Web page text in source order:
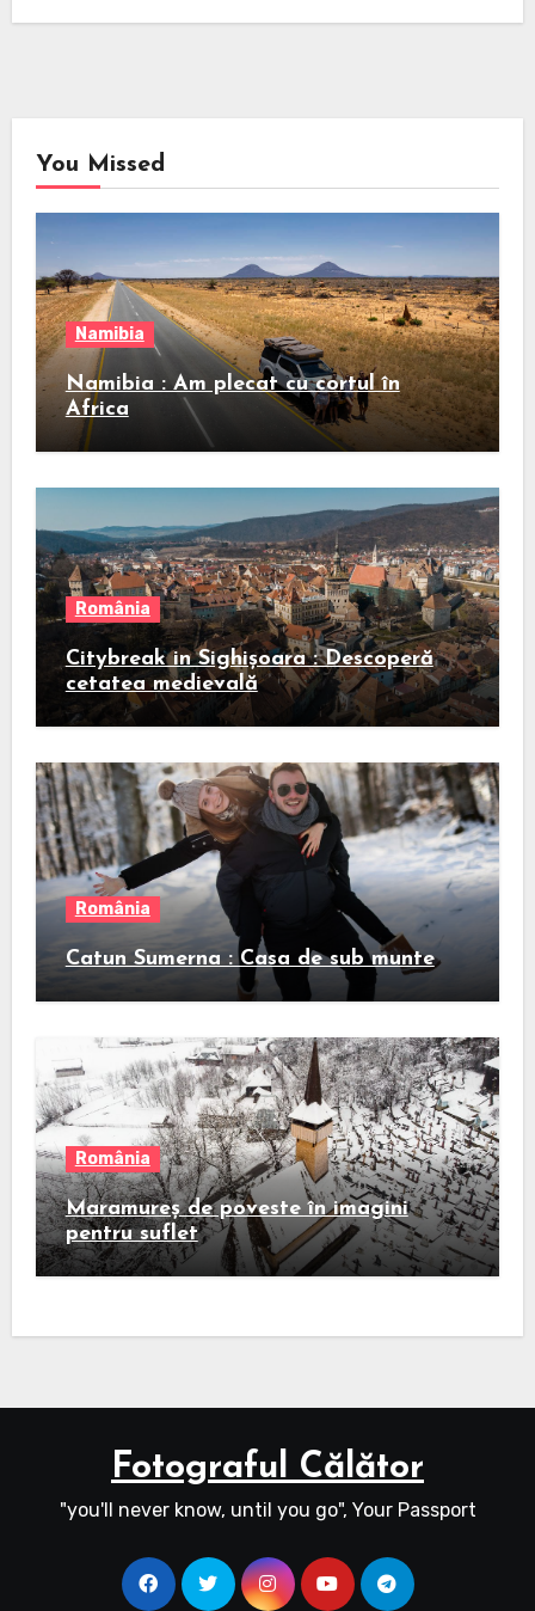
You Missed
Namibia
Namibia : Am plecat cu cortul în
Africa
România
Citybreak in Sighișoara : Descoperă
cetatea medievală
România
Catun Sumerna : Casa de sub munte
România
Maramureș de poveste în imagini
pentru suflet
Fotograful Călător
"you'll never know, until you go", Your Passport